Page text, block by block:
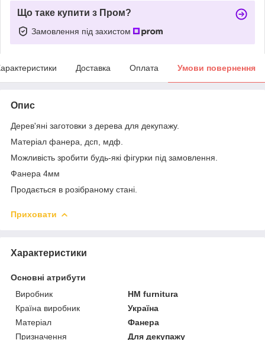
Що таке купити з Пром?
Замовлення під захистом
Доставка Оплата Умови повернення
Опис
Дерев'яні заготовки з дерева для декупажу.
Матеріал фанера, дсп, мдф.
Можливість зробити будь-які фігурки під замовлення.
Фанера 4мм
Продається в розібраному стані.
Приховати
Характеристики
Основні атрибути
Виробник
HM furnitura
Країна виробник
Україна
Матеріал
Фанера
Призначення
Для декупажу